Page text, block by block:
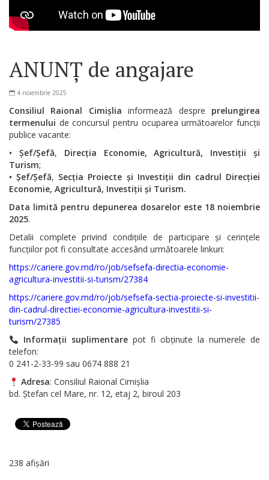
Serviciul
Arhitectură,
și
Cadastru
Serviciul
Arhivă
Serviciul
Juridic
Audit
Declarații
de
avere
și
interese
personale
raionali
ANUNȚ de angajare
4 noiembrie 2025
Consiliul Raional Cimișlia informează despre prelungirea
termenului de concursul pentru ocuparea următoarelor funcții
publice vacante:
• Șef/Șefă, Direcția Economie, Agricultură, Investiții și
Turism;
• Șef/Șefă, Secția Proiecte și Investiții din cadrul Direcției
Economie, Agricultură, Investiții și Turism.
Data limită pentru depunerea dosarelor este 18 noiembrie
2025.
Detalii complete privind condițiile de participare și cerințele
funcțiilor pot fi consultate accesând următoarele linkuri:
https://cariere.gov.md/ro/job/sefsefa-directia-economie-
agricultura-investitii-si-turism/27384
https://cariere.gov.md/ro/job/sefsefa-sectia-proiecte-si-investitii-
din-cadrul-directiei-economie-agricultura-investitii-si-
turism/27385
Informații suplimentarepot fi obținute la numerele de
telefon:
0 241-2-33-99 sau 0674 888 21
Adresa: Consiliul Raional Cimișlia
bd. Ștefan cel Mare, nr. 12, etaj 2, biroul 203
238 afișări